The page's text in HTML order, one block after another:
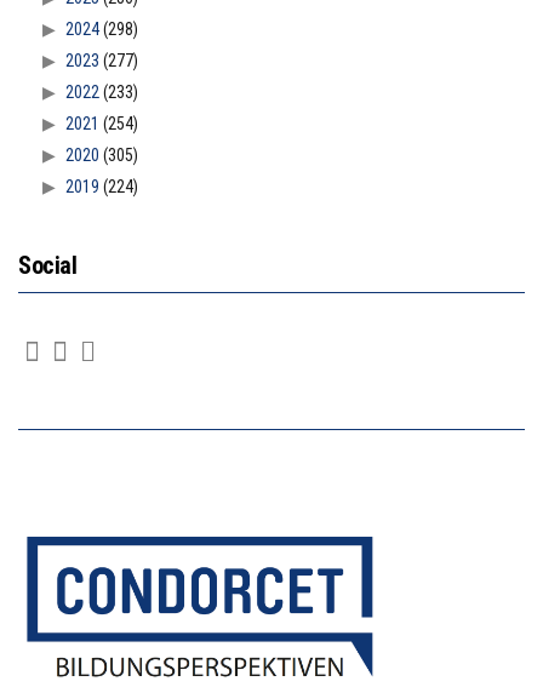
2024(298)
2023 (277)
2022(233)
2021 (254)
2020 (305)
2019 (224)
Social